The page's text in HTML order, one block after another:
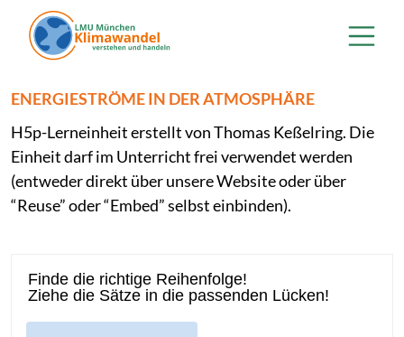
Direkt zum Inhalt
ENERGIESTRÖME IN DER ATMOSPHÄRE
H5p-Lerneinheit erstellt von Thomas Keßelring. Die
Einheit darf im Unterricht frei verwendet werden
(entweder direkt über unsere Website oder über
“Reuse” oder “Embed” selbst einbinden).